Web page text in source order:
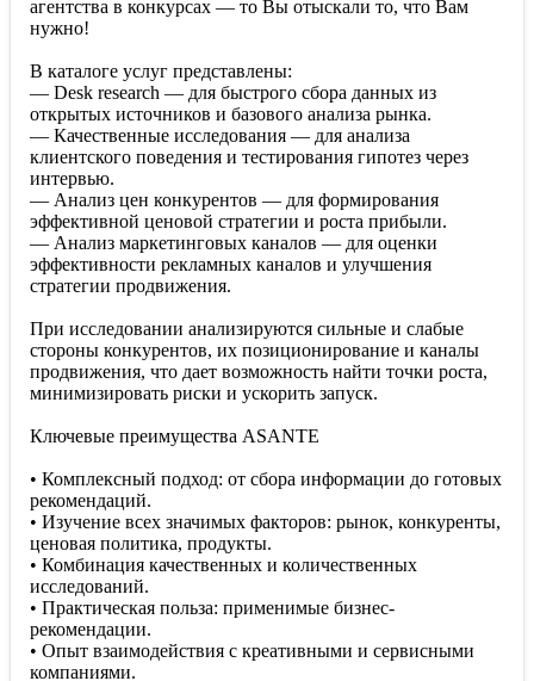
агентства в конкурсах — то Вы отыскали то, что Вам
нужно!
В каталоге услуг представлены:
— Desk research — для быстрого сбора данных из
открытых источников и базового анализа рынка.
— Качественные исследования — для анализа
клиентского поведения и тестирования гипотез через
интервью.
— Анализ цен конкурентов — для формирования
эффективной ценовой стратегии и роста прибыли.
— Анализ маркетинговых каналов — для оценки
эффективности рекламных каналов и улучшения
стратегии продвижения.
При исследовании анализируются сильные и слабые
стороны конкурентов, их позиционирование и каналы
продвижения, что дает возможность найти точки роста,
минимизировать риски и ускорить запуск.
Ключевые преимущества ASANTE
• Комплексный подход: от сбора информации до готовых
рекомендаций.
• Изучение всех значимых факторов: рынок, конкуренты,
ценовая политика, продукты.
• Комбинация качественных и количественных
исследований.
• Практическая польза: применимые бизнес-
рекомендации.
• Опыт взаимодействия с креативными и сервисными
компаниями.